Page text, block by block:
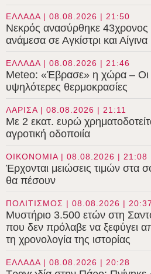
ΕΛΛΑΔΑ | 08.08.2026 | 21:50
Νεκρός ανασύρθηκε
ανάμεσα σε Αγκίστρι και Αίγινα
ΕΛΛΑΔΑ | 08.08.2026 | 21:46
Meteo: «Έβρασε» η χώρα – Οι
υψηλότερες θερμοκρασίες
ΛΑΡΙΣΑ | 08.08.2026 | 21:11
Με 2 εκατ. ευρώ
αγροτική οδοποιία
ΟΙΚΟΝΟΜΙΑ | 08.08.2026 | 21:08
Έρχονται μειώσεις τιμών στα
θα πέσουν
ΠΟΛΙΤΙΣΜΟΣ | 08.08.2026 | 20:37
Μυστήριο 3.500 ετών στη
που δεν πρόλαβε να ξεφύγει
τη χρονολογία της ιστορίας
ΕΛΛΑΔΑ | 08.08.2026 | 20:28